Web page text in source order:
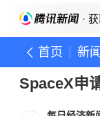
·
首页 新闻
SpaceX申